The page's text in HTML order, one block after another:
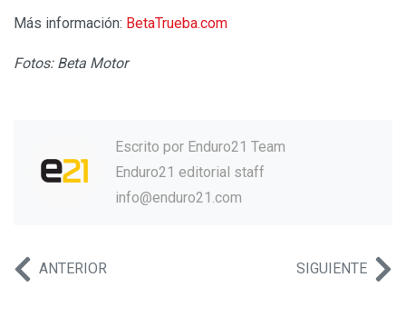
Más información: BetaTrueba.com
Fotos: Beta Motor
Escrito por Enduro21 Team
Enduro21 editorial staff
info@enduro21.com
ANTERIOR SIGUIENTE